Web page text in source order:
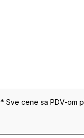
* Sve cene sa PDV-om